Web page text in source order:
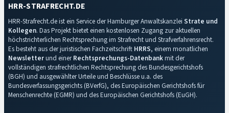
HRR-STRAFRECHT.DE
HRR-Strafrecht.de ist ein Service der Hamburger Anwaltskanzlei Strate und
Kollegen. Das Projekt bietet einen kostenlosen Zugang zur aktuellen
höchstrichterlichen Rechtsprechung im Strafrecht und Strafverfahrensrecht.
Es besteht aus der juristischen Fachzeitschrift HRRS, einem monatlichen
Newsletterund einerRechtsprechungs-Datenbankmit der
vollständigen strafrechtlichen Rechtsprechung des Bundesgerichtshofs
(BGH) und ausgewählter Urteile und Beschlüsse u.a. des
Bundesverfassungsgerichts (BVerfG), des Europäischen Gerichtshofs für
Menschenrechte (EGMR) und des Europäischen Gerichtshofs (EuGH).